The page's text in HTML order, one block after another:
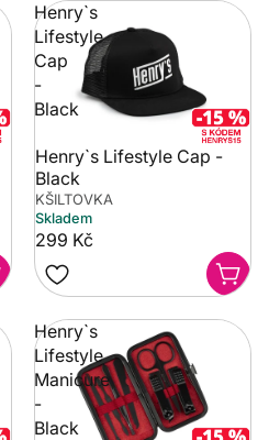
Henry`s
Lifestyle
Cap
-
Black
Henry`s Lifestyle Cap -
Black
KŠILTOVKA
Skladem
299 Kč
Henry`s
Lifestyle
Manicure
-
Black